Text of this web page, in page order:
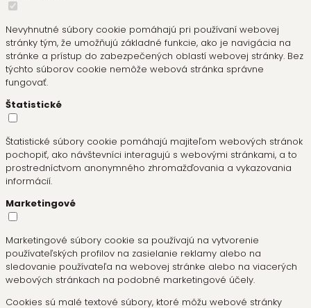
Nevyhnutné súbory cookie pomáhajú pri používaní webovej
stránky tým, že umožňujú základné funkcie, ako je navigácia na
stránke a prístup do zabezpečených oblastí webovej stránky. Bez
týchto súborov cookie nemôže webová stránka správne
fungovať.
Štatistické
Štatistické súbory cookie pomáhajú majiteľom webových stránok
pochopiť, ako návštevníci interagujú s webovými stránkami, a to
prostredníctvom anonymného zhromažďovania a vykazovania
informácií.
Marketingové
Marketingové súbory cookie sa používajú na vytvorenie
používateľských profilov na zasielanie reklamy alebo na
sledovanie používateľa na webovej stránke alebo na viacerých
webových stránkach na podobné marketingové účely.
Cookies sú malé textové súbory, ktoré môžu webové stránky